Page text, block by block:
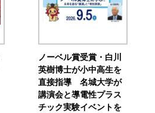
ノーベル賞受賞・白川
英樹博士が小中高生を
直接指導 名城大学が
講演会と導電性プラス
チック実験イベントを